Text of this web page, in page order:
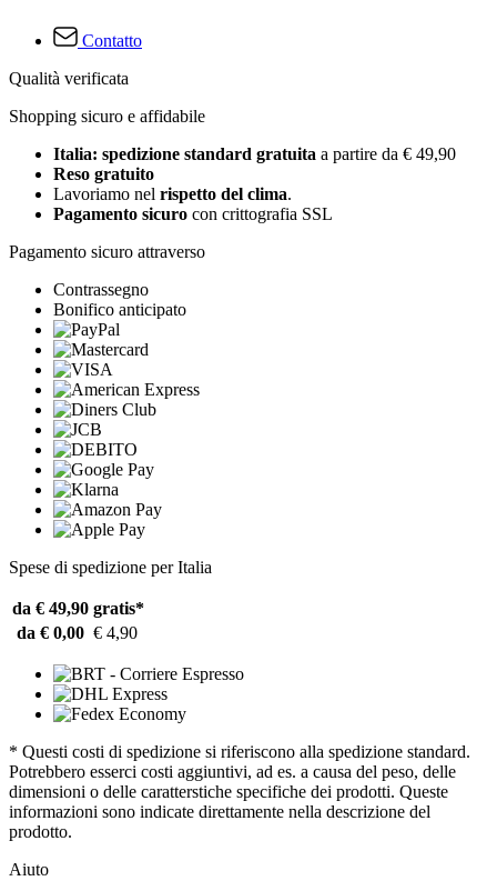
Contatto
Qualità verificata
Shopping sicuro e affidabile
Italia: spedizione standard gratuita a partire da € 49,90
Reso gratuito
Lavoriamo nel rispetto del clima.
Pagamento sicuro con crittografia SSL
Pagamento sicuro attraverso
Contrassegno
Bonifico anticipato
Spese di spedizione per Italia
da € 49,90 gratis*
da € 0,00 € 4,90
* Questi costi di spedizione si riferiscono alla spedizione standard.
Potrebbero esserci costi aggiuntivi, ad es. a causa del peso, delle
dimensioni o delle caratterstiche specifiche dei prodotti. Queste
informazioni sono indicate direttamente nella descrizione del
prodotto.
Aiuto